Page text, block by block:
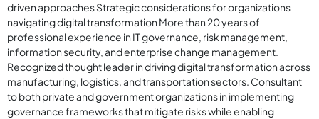
driven approaches Strategic considerations for organizations
navigating digital transformation More than 20 years of
professional experience in IT governance, risk management,
information security, and enterprise change management.
Recognized thought leader in driving digital transformation across
manufacturing, logistics, and transportation sectors. Consultant
to both private and government organizations in implementing
governance frameworks that mitigate risks while enabling